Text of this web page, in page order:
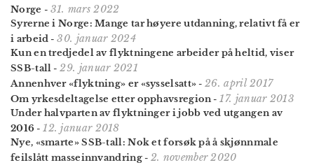
Norge - 31. mars 2022
Syrerne i Norge: Mange tar høyere utdanning, relativt få er
i arbeid -30. januar 2024
Kun en tredjedel av flyktningene arbeider på heltid, viser
SSB-tall -29. januar 2021
Annenhver «flyktning» er «sysselsatt» -26. april 2017
Om yrkesdeltagelse etter opphavsregion-17. januar 2013
Under halvparten av flyktninger i jobb ved utgangen av
2016 -12. januar 2018
Nye, «smarte» SSB-tall: Nok et forsøk på å skjønnmale
feilslått masseinnvandring- 2. november 2020